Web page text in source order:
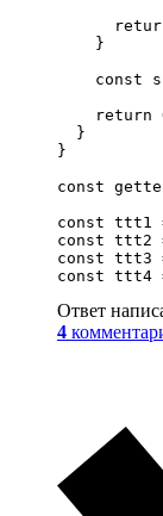
    }
const
return
  }
}
const
const ttt1
const ttt2
const ttt3
const ttt4
Ответ
4